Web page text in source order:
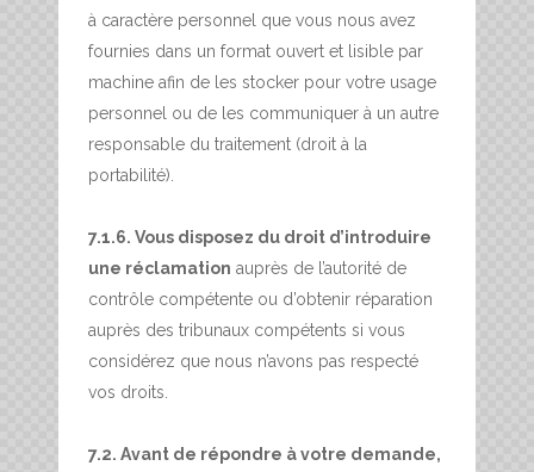
à caractère personnel que vous nous avez
fournies dans un format ouvert et lisible par
machine afin de les stocker pour votre usage
personnel ou de les communiquer à un autre
responsable du traitement (droit à la
portabilité).
7.1.6. Vous disposez du droit d’introduire
une réclamation auprès de l’autorité de
contrôle compétente ou d’obtenir réparation
auprès des tribunaux compétents si vous
considérez que nous n’avons pas respecté
vos droits.
7.2. Avant de répondre à votre demande,